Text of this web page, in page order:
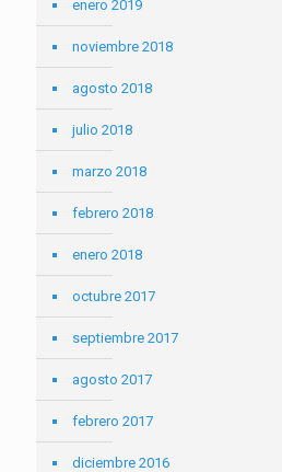
enero 2019
noviembre 2018
agosto 2018
julio 2018
marzo 2018
febrero 2018
enero 2018
octubre 2017
septiembre 2017
agosto 2017
febrero 2017
diciembre 2016